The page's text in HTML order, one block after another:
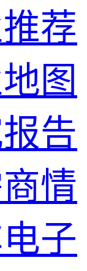
荐
图
告
情
子